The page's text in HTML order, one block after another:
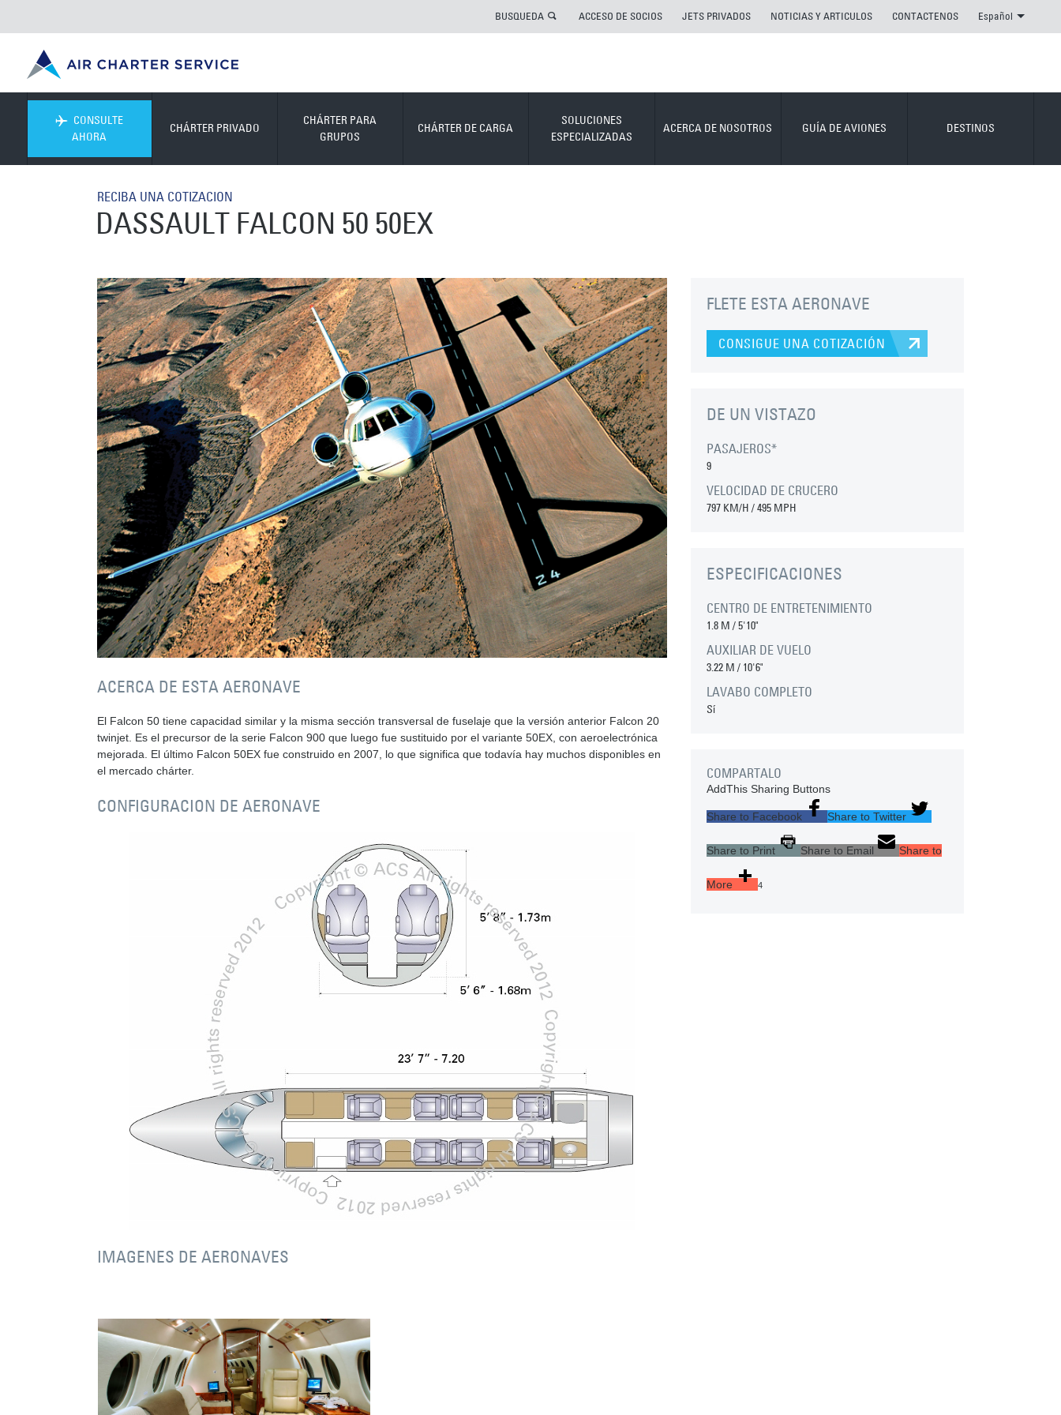
BUSQUEDA ACCESO DE SOCIOS JETS PRIVADOS NOTICIAS Y ARTICULOS CONTACTENOS Español
CONSULTE
AHORA
CHÁRTER PRIVADO
CHÁRTER PARA
GRUPOS
CHÁRTER DE CARGA
SOLUCIONES
ESPECIALIZADAS
ACERCA DE NOSOTROS GUÍA DE AVIONES DESTINOS
RECIBA UNA COTIZACION
DASSAULT FALCON 50 50EX
ACERCA DE ESTA AERONAVE
El Falcon 50 tiene capacidad similar y la misma sección transversal de fuselaje que la versión anterior Falcon 20
twinjet. Es el precursor de la serie Falcon 900 que luego fue sustituido por el variante 50EX, con aeroelectrónica
mejorada. El último Falcon 50EX fue construido en 2007, lo que significa que todavía hay muchos disponibles en
el mercado chárter.
CONFIGURACION DE AERONAVE
IMAGENES DE AERONAVES
FLETE ESTA AERONAVE
CONSIGUE UNA COTIZACIÓN
DE UN VISTAZO
PASAJEROS*
9
VELOCIDAD DE CRUCERO
797 KM/H / 495 MPH
ESPECIFICACIONES
CENTRO DE ENTRETENIMIENTO
1.8 M /5'10"
AUXILIAR DE VUELO
3.22 M / 10'6"
LAVABO COMPLETO
Sí
COMPARTALO
AddThis Sharing Buttons
Share to Facebook Share to Twitter
Share to Print Share to Email Share to
More 4